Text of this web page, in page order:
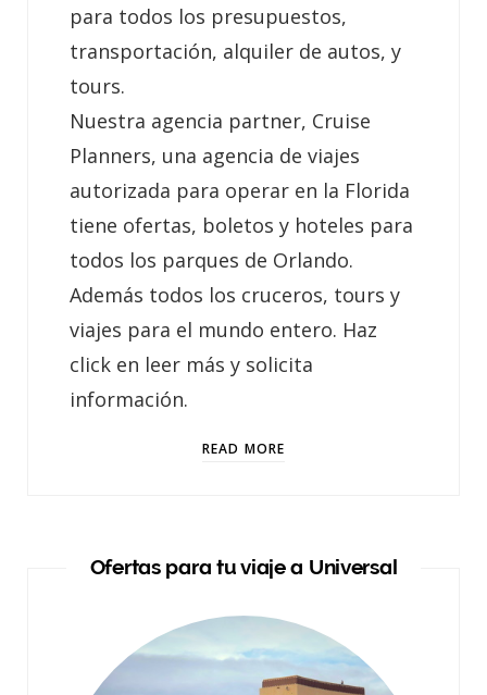
para todos los presupuestos,
transportación, alquiler de autos, y
tours.
Nuestra agencia partner, Cruise
Planners, una agencia de viajes
autorizada para operar en la Florida
tiene ofertas, boletos y hoteles para
todos los parques de Orlando.
Además todos los cruceros, tours y
viajes para el mundo entero. Haz
click en leer más y solicita
información.
READ MORE
Ofertas para tu viaje a Universal